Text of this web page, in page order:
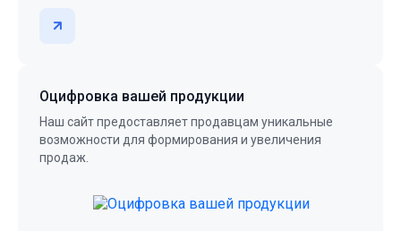
Оцифровка вашей продукции
Наш сайт предоставляет продавцам уникальные
возможности для формирования и увеличения
продаж.